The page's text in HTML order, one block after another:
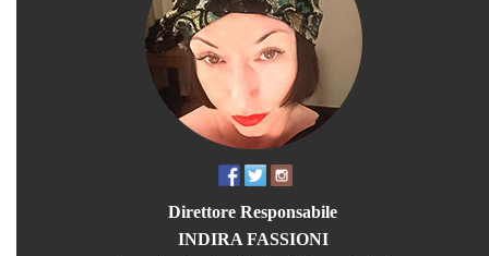
Direttore Responsabile
INDIRA FASSIONI